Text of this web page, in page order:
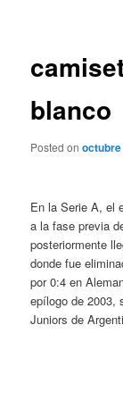
blanco
Posted onoctubre
En la Serie A, el
a la fase previa
posteriormente
donde fue
por 0:4 en
epílogo de 2003,
Juniors de